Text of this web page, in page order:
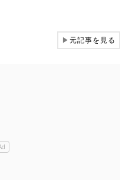
▶元記事を見る